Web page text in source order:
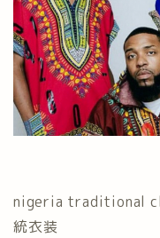
nigeria traditional
統衣装